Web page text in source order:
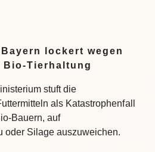
lockert wegen
Bio-Tierhaltung
stuft die
als Katastrophenfall
Bauern, auf
oder Silage auszuweichen.